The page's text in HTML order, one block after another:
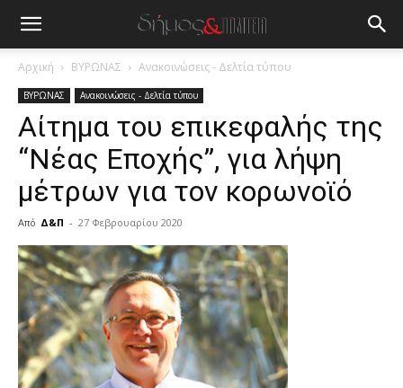
Αρχική ΒΥΡΩΝΑΣ Ανακοινώσεις - Δελτία τύπου
ΒΥΡΩΝΑΣ Ανακοινώσεις - Δελτία τύπου
Αίτημα του επικεφαλής της
“Νέας Εποχής”, για λήψη
μέτρων για τον κορωνοϊό
Από Δ&Π - 27 Φεβρουαρίου 2020
blonde
lesbians
very
hot
cam
show.desi
xxx